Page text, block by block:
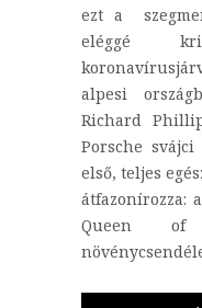
ezt a
eléggé
alpesi
Richard
Porsche
első, teljes
átfazonírozza:
Queen